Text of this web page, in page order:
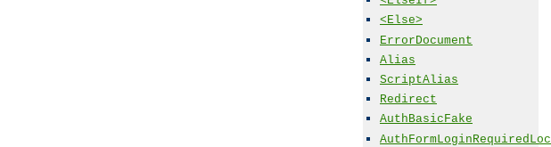
<Else>
ErrorDocument
Alias
ScriptAlias
Redirect
AuthBasicFake